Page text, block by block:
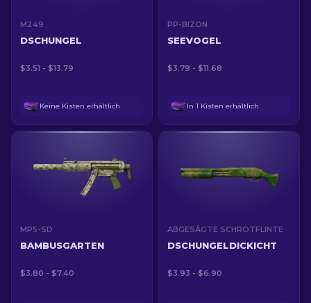
M249
DSCHUNGEL
$3.51 - $13.79
Keine Kisten erhältlich
PP-BIZON
SEEVOGEL
$3.79 - $11.68
In 1 Kisten erhältlich
MP5-SD
BAMBUSGARTEN
$3.80 - $7.40
ABGESÄGTE SCHROTFLINTE
DSCHUNGELDICKICHT
$3.93 - $6.90